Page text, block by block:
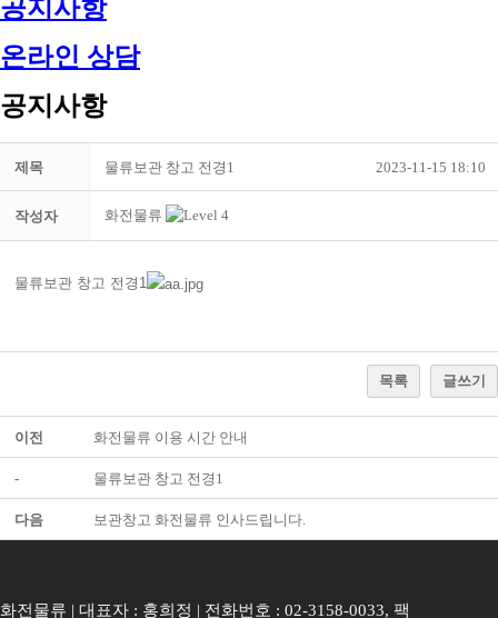
공지사항
온라인 상담
공지사항
제목 물류보관 창고 전경1 2023-11-15 18:10
작성자 화전물류
물류보관 창고 전경1
목록 글쓰기
이전 화전물류 이용 시간 안내
- 물류보관 창고 전경1
다음 보관창고 화전물류 인사드립니다.
화전물류 | 대표자 : 홍희정 | 전화번호 : 02-3158-0033, 팩